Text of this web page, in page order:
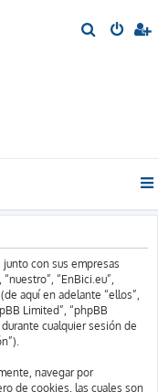
con sus empresas
“EnBici.eu”,
aquí en adelante “ellos”,
Limited”, “phpBB
cualquier sesión de
navegar por
de cookies, las cuales son